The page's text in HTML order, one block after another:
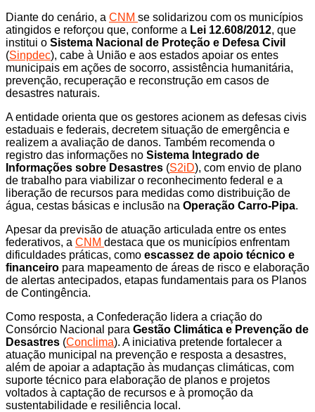
Diante do cenário, a CNM se solidarizou com os municípios
atingidos e reforçou que, conforme a Lei 12.608/2012, que
institui o Sistema Nacional de Proteção e Defesa Civil
(Sinpdec), cabe à União e aos estados apoiar os entes
municipais em ações de socorro, assistência humanitária,
prevenção, recuperação e reconstrução em casos de
desastres naturais.
A entidade orienta que os gestores acionem as defesas civis
estaduais e federais, decretem situação de emergência e
realizem a avaliação de danos. Também recomenda o
registro das informações no Sistema Integrado de
Informações sobre Desastres (S2iD), com envio de plano
de trabalho para viabilizar o reconhecimento federal e a
liberação de recursos para medidas como distribuição de
água, cestas básicas e inclusão na Operação Carro-Pipa.
Apesar da previsão de atuação articulada entre os entes
federativos, a CNM destaca que os municípios enfrentam
dificuldades práticas, como escassez de apoio técnico e
financeiro para mapeamento de áreas de risco e elaboração
de alertas antecipados, etapas fundamentais para os Planos
de Contingência.
Como resposta, a Confederação lidera a criação do
Consórcio Nacional para Gestão Climática e Prevenção de
Desastres (Conclima). A iniciativa pretende fortalecer a
atuação municipal na prevenção e resposta a desastres,
além de apoiar a adaptação às mudanças climáticas, com
suporte técnico para elaboração de planos e projetos
voltados à captação de recursos e à promoção da
sustentabilidade e resiliência local.